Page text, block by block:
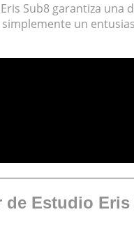
Sub8 garantiza
un
de Estudio Eris